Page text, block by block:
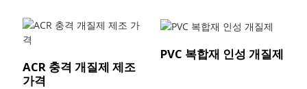
ACR 충격 개질제 제조
가격
PVC 복합재 인성 개질제